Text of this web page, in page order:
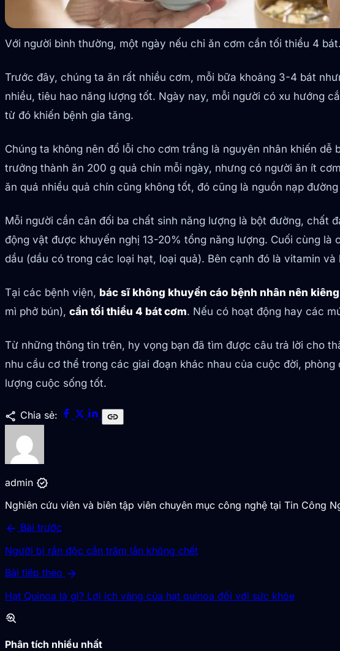
Với người bình thường, một ngày nếu chỉ ăn cơm cần tối thiểu 4 bát.
Trước đây, chúng ta ăn rất nhiều cơm, mỗi bữa khoảng 3-4 bát
nhiều, tiêu hao năng lượng tốt. Ngày nay, mỗi người có xu hướng
từ đó khiến bệnh gia tăng.
Chúng ta không nên đổ lỗi cho cơm trắng là nguyên nhân khiến dễ
trưởng thành ăn 200 g quả chín mỗi ngày, nhưng có người ăn ít
ăn quá nhiều quả chín cũng không tốt, đó cũng là nguồn nạp
Mỗi người cần cân đối ba chất sinh năng lượng là bột đường,
động vật được khuyến nghị 13-20% tổng năng lượng. Cuối cùng
dầu (dầu có trong các loại hạt, loại quả). Bên cạnh đó là vitamin và
Tại các bệnh viện, bác sĩ không khuyến cáo bệnh nhân nên
mì phở bún), cần tối thiểu 4 bát cơm. Nếu có hoạt động hay các
Từ những thông tin trên, hy vọng bạn đã tìm được câu trả lời cho
nhu cầu cơ thể trong các giai đoạn khác nhau của cuộc đời,
lượng cuộc sống tốt.
share Chia sẻ: link
admin verified
Nghiên cứu viên và biên tập viên chuyên mục công nghệ tại Tin Công
arrow_back Bài trước
Người bị rắn độc cắn trăm lần không chết
Bài tiếp theo arrow_forward
Hạt Quinoa là gì? Lợi ích vàng của hạt quinoa đối với sức khỏe
troubleshoot
Phân tích nhiều nhất